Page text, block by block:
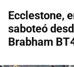
Ecclestone,
saboteó
Brabham